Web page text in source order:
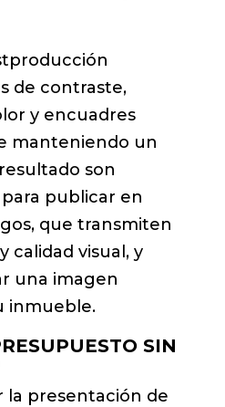
de contraste,
y encuadres
manteniendo un
son
publicar en
que transmiten
calidad visual, y
una imagen
inmueble.
SIN
la presentación de